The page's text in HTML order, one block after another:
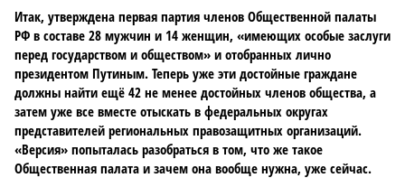
Итак, утверждена первая партия членов Общественной палаты
РФ в составе 28 мужчин и 14 женщин, «имеющих особые заслуги
перед государством и обществом» и отобранных лично
президентом Путиным. Теперь уже эти достойные граждане
должны найти ещё 42 не менее достойных членов общества, а
затем уже все вместе отыскать в федеральных округах
представителей региональных правозащитных организаций.
«Версия» попыталась разобраться в том, что же такое
Общественная палата и зачем она вообще нужна, уже сейчас.